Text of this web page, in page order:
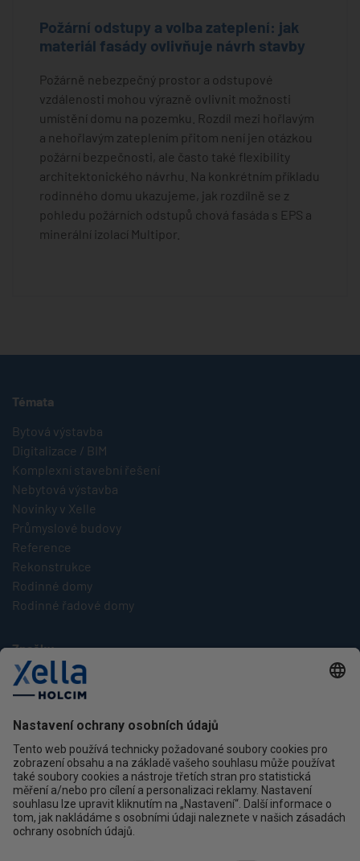
Požární odstupy a volba zateplení: jak
materiál fasády ovlivňuje návrh stavby
Požárně nebezpečný prostor a odstupové
vzdálenosti mohou výrazně ovlivnit možnosti
umístění domu na pozemku. Rozdíl mezi hořlavým
a nehořlavým zateplením přitom není jen otázkou
požární bezpečnosti, ale často také flexibility
architektonického návrhu. Na konkrétním příkladu
rodinného domu ukazujeme, jak rozdílně se z
pohledu požárních odstupů chová fasáda s EPS a
minerální izolací Multipor.
Témata
Bytová výstavba
Digitalizace / BIM
Komplexní stavební řešení
Nebytová výstavba
Novinky v Xelle
Průmyslové budovy
Reference
Rekonstrukce
Rodinné domy
Rodinné řadové domy
Značky
Multipor
Silka
Xella
Kontakt
Ochrana osobních údajů